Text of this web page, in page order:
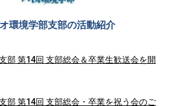
環境学部支部の活動紹介
部 第14回 支部総会＆卒業生歓送会を開
部 第14回 支部総会・卒業を祝う会のご